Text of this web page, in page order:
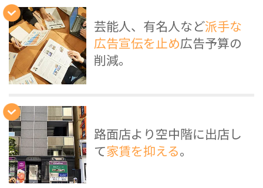
芸能人、有名人など派手な
広告宣伝を止め広告予算の
削減。
路面店より空中階に出店し
て家賃を抑える。